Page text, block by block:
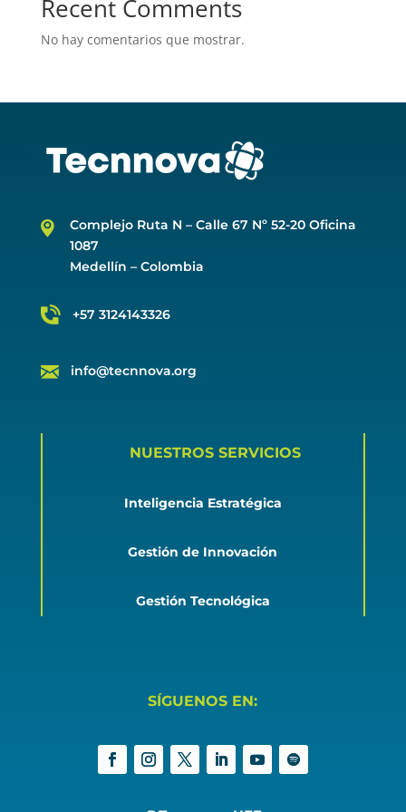
Recent Comments
No hay comentarios que mostrar.
Complejo Ruta N – Calle 67 Nº 52-20 Oficina
1087
Medellín – Colombia
+57 3124143326
info@tecnnova.org
NUESTROS SERVICIOS
Inteligencia Estratégica
Gestión de Innovación
Gestión Tecnológica
SÍGUENOS EN: